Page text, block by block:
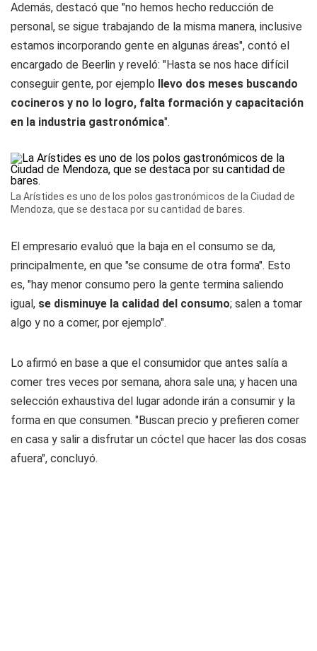
Además, destacó que "no hemos hecho reducción de
personal, se sigue trabajando de la misma manera, inclusive
estamos incorporando gente en algunas áreas", contó el
encargado de Beerlin y reveló: "Hasta se nos hace difícil
conseguir gente, por ejemplo llevo dos meses buscando
cocineros y no lo logro, falta formación y capacitación
en la industria gastronómica".
La Arístides es uno de los polos gastronómicos de la Ciudad de
Mendoza, que se destaca por su cantidad de bares.
El empresario evaluó que la baja en el consumo se da,
principalmente, en que "se consume de otra forma". Esto
es, "hay menor consumo pero la gente termina saliendo
igual, se disminuye la calidad del consumo; salen a tomar
algo y no a comer, por ejemplo".
Lo afirmó en base a que el consumidor que antes salía a
comer tres veces por semana, ahora sale una; y hacen una
selección exhaustiva del lugar adonde irán a consumir y la
forma en que consumen. "Buscan precio y prefieren comer
en casa y salir a disfrutar un cóctel que hacer las dos cosas
afuera", concluyó.